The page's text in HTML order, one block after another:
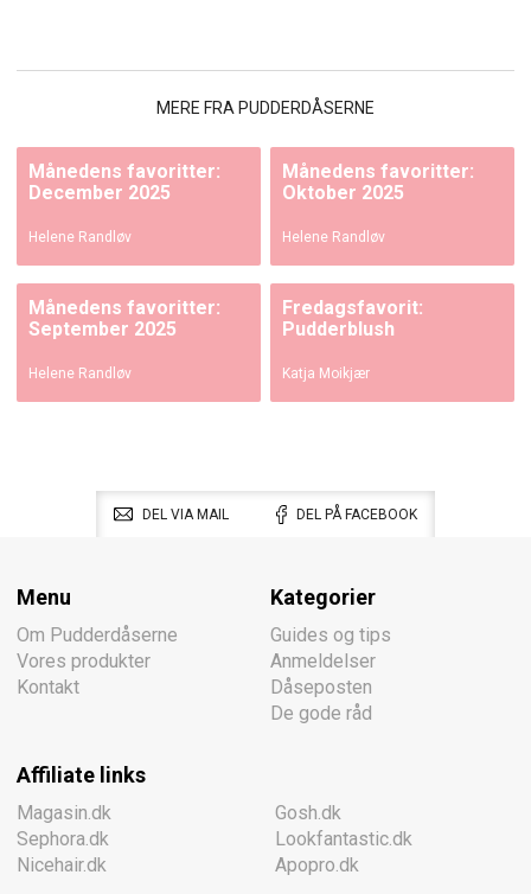
MERE FRA PUDDERDÅSERNE
Månedens favoritter:
December 2025
Helene Randløv
Månedens favoritter:
Oktober 2025
Helene Randløv
Månedens favoritter:
September 2025
Helene Randløv
Fredagsfavorit:
Pudderblush
Katja Moikjær
DEL VIA MAIL DEL PÅ FACEBOOK
Menu
Om Pudderdåserne
Vores produkter
Kontakt
Kategorier
Guides og tips
Anmeldelser
Dåseposten
De gode råd
Affiliate links
Magasin.dk
Sephora.dk
Nicehair.dk
Gosh.dk
Lookfantastic.dk
Apopro.dk